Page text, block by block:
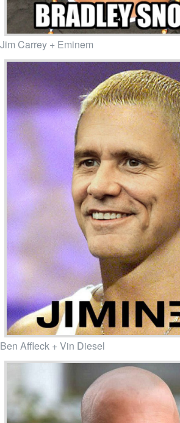
Jim Carrey + Eminem
Ben Affleck + Vin Diesel